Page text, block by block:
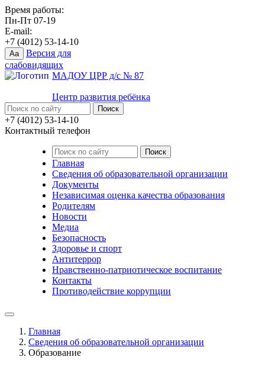
Время работы:
Пн-Пт 07-19
E-mail:
+7 (4012) 53-14-10
Aa
Версия для
слабовидящих
МАДОУ ЦРР д/с № 87
Центр развития ребёнка
+7 (4012) 53-14-10
Контактный телефон
Главная
Сведения об образовательной организации
Документы
Независимая оценка качества образования
Родителям
Новости
Медиа
Безопасность
Здоровье и спорт
Антитеррор
Нравственно-патриотическое воспитание
Контакты
Противодействие коррупции
Главная
Сведения об образовательной организации
Образование